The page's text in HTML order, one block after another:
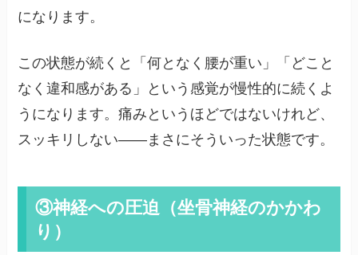
になります。
この状態が続くと「何となく腰が重い」「どこと
なく違和感がある」という感覚が慢性的に続くよ
うになります。痛みというほどではないけれど、
スッキリしない——まさにそういった状態です。
③神経への圧迫（坐骨神経のかかわ
り）